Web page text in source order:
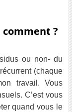
comment ?
ou non- du
(chaque
travail. Vous
C’est vous
quand vous le